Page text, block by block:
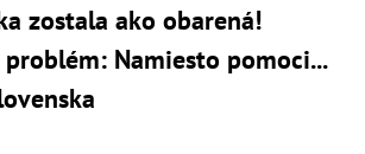
zostala ako obarená!
Namiesto pomoci...